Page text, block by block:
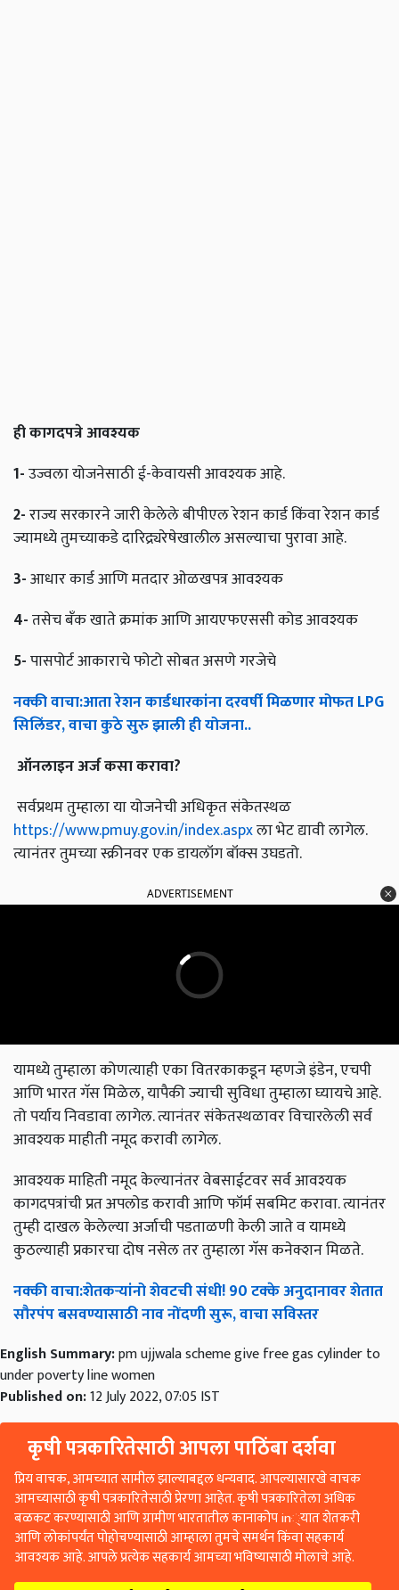
हीकागदपत्रेआवश्यक
1-उज्वला योजनेसाठी ई-केवायसी आवश्यक आहे.
2-राज्य सरकारने जारी केलेले बीपीएल रेशन कार्ड किंवा रेशन कार्ड
ज्यामध्ये तुमच्याकडे दारिद्र्यरेषेखालील असल्याचा पुरावा आहे.
3-आधार कार्ड आणि मतदार ओळखपत्र आवश्यक
4-तसेच बँक खाते क्रमांक आणि आयएफएससी कोड आवश्यक
5-पासपोर्ट आकाराचे फोटो सोबत असणे गरजेचे
नक्कीवाचा:आतारेशनकार्डधारकांनादरवर्षीमिळणारमोफतLPG
सिलिंडर,वाचाकुठेसुरुझालीहीयोजना..
ऑनलाइनअर्जकसाकरावा?
सर्वप्रथम तुम्हाला या योजनेची अधिकृत संकेतस्थळ
https://www.pmuy.gov.in/index.aspxला भेट द्यावी लागेल.
त्यानंतर तुमच्या स्क्रीनवर एक डायलॉग बॉक्स उघडतो.
ADVERTISEMENT
यामध्ये तुम्हाला कोणत्याही एका वितरकाकडून म्हणजे इंडेन, एचपी
आणि भारत गॅस मिळेल, यापैकी ज्याची सुविधा तुम्हाला घ्यायचे आहे.
तो पर्याय निवडावा लागेल. त्यानंतर संकेतस्थळावर विचारलेली सर्व
आवश्यक माहीती नमूद करावी लागेल.
आवश्यक माहिती नमूद केल्यानंतर वेबसाईटवर सर्व आवश्यक
कागदपत्रांची प्रत अपलोड करावी आणि फॉर्म सबमिट करावा. त्यानंतर
तुम्ही दाखल केलेल्या अर्जाची पडताळणी केली जाते व यामध्ये
कुठल्याही प्रकारचा दोष नसेल तर तुम्हाला गॅस कनेक्शन मिळते.
नक्कीवाचा:शेतकऱ्यांनोशेवटचीसंधी! 90टक्केअनुदानावरशेतात
सौरपंपबसवण्यासाठीनावनोंदणीसुरू,वाचासविस्तर
English Summary:pm ujjwala scheme give free gas cylinder to
under poverty line women
Published on:12 July 2022, 07:05 IST
कृषी पत्रकारितेसाठी आपला पाठिंबा दर्शवा
प्रिय वाचक, आमच्यात सामील झाल्याबद्दल धन्यवाद. आपल्यासारखे वाचक
आमच्यासाठी कृषी पत्रकारितेसाठी प्रेरणा आहेत. कृषी पत्रकारितेला अधिक
बळकट करण्यासाठी आणि ग्रामीण भारतातील कानाकोप in्यात शेतकरी
आणि लोकांपर्यंत पोहोचण्यासाठी आम्हाला तुमचे समर्थन किंवा सहकार्य
आवश्यक आहे. आपले प्रत्येक सहकार्य आमच्या भविष्यासाठी मोलाचे आहे.